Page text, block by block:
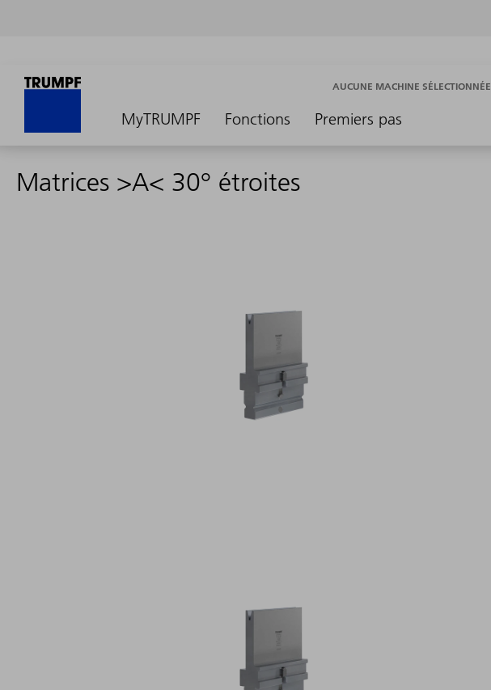
MyTRUMPF Fonctions Premiers pas
AUCUNE MACHINE SÉLECTIONNÉE
Matrices >A< 30° étroites